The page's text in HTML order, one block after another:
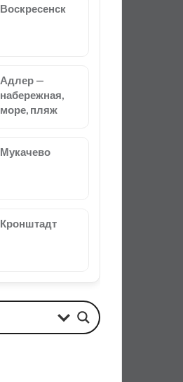
Воскресенск
Адлер —
набережная,
море, пляж
Мукачево
Кронштадт